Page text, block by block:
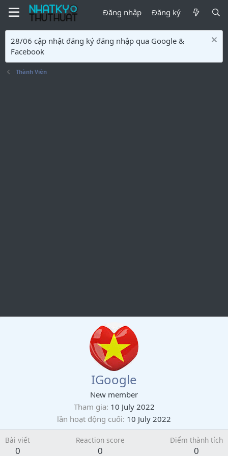
Đăng nhập Đăng ký
28/06 cập nhật đăng ký đăng nhập qua Google &
Facebook
Thành Viên
IGoogle
New member
Tham gia 10 July 2022
lần hoạt động cuối 10 July 2022
Bài viết
0
Reaction score
0
Điểm thành tích
0